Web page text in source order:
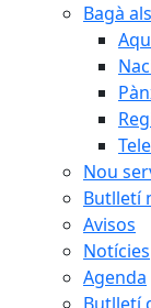
Bagà
Nou
Butlletí
Avisos
Notícies
Agenda